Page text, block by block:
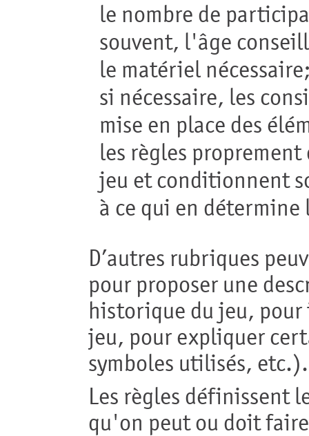
le nombre de
souvent, l'âge
le matériel
si nécessaire, les
mise en place des
les règles
jeu et conditionnent
à ce qui en
D’autres rubriques
pour proposer une
historique du jeu,
jeu, pour expliquer
symboles utilisés, etc.).
Les règles définissent
qu'on peut ou doit